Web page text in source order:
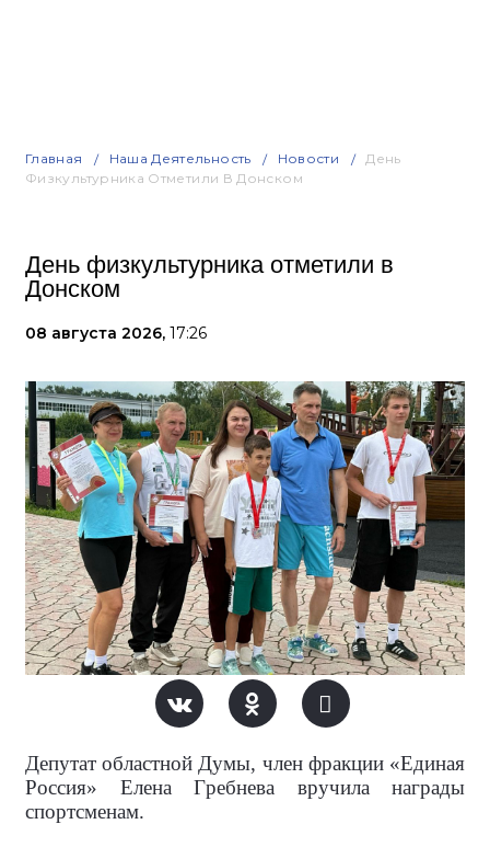
Главная Наша Деятельность Новости
День
Физкультурника Отметили В Донском
День физкультурника отметили в
Донском
08 августа 2026, 17:26
Депутат областной Думы, член фракции «Единая
Россия» Елена Гребнева вручила награды
спортсменам.